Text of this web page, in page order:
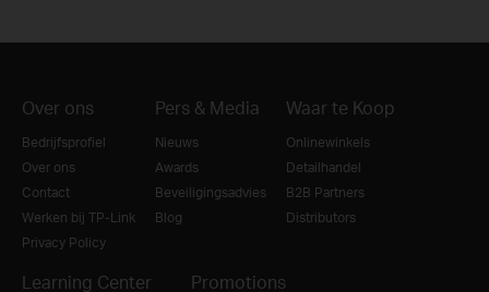
Over ons
Bedrijfsprofiel
Over ons
Contact
Werken bij TP-Link
Privacy Policy
Pers & Media
Nieuws
Awards
Beveiligingsadvies
Blog
Waar te Koop
Onlinewinkels
Detailhandel
B2B Partners
Distributors
Learning Center Promotions